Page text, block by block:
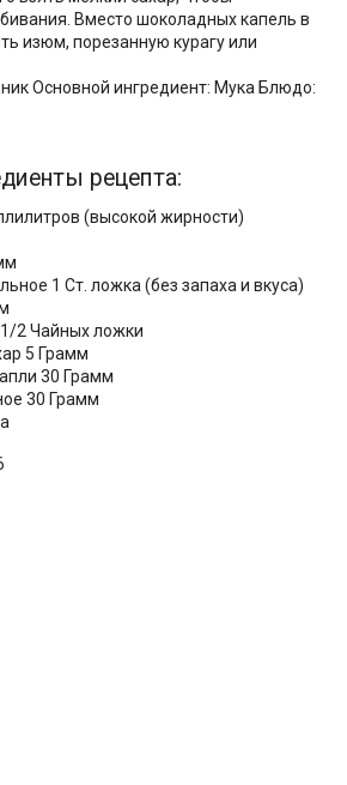
Вместо шоколадных капель в
изюм, порезанную курагу или
Основной ингредиент: Мука Блюдо:
рецепта:
(высокой жирности)
1 Ст. ложка (без запаха и вкуса)
2 Чайных ложки
5 Грамм
30 Грамм
30 Грамм